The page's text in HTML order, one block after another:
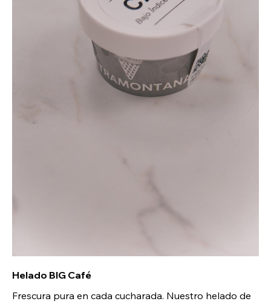
Helado BIG Café
Frescura pura en cada cucharada. Nuestro helado de